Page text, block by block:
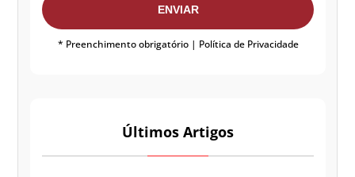
ENVIAR
* Preenchimento obrigatório | Política de Privacidade
Últimos Artigos